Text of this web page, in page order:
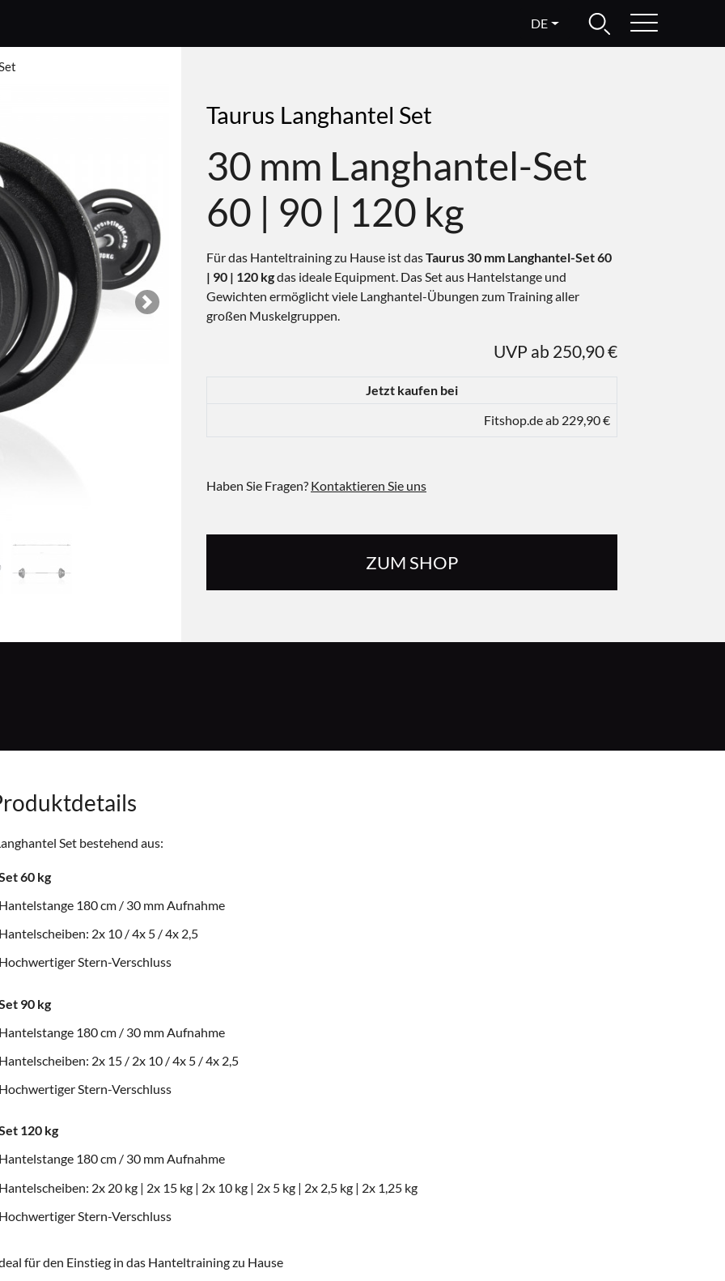
DE
Next
Taurus Langhantel Set
30 mm Langhantel-Set
60 | 90 | 120 kg
Für das Hanteltraining zu Hause ist dasTaurus 30 mm Langhantel-Set 60
| 90 | 120 kgdas ideale Equipment. Das Set aus Hantelstange und
Gewichten ermöglicht viele Langhantel-Übungen zum Training aller
großen Muskelgruppen.
UVP ab 250,90 €
Jetzt kaufen bei
Fitshop.de ab 229,90 €
Haben Sie Fragen? Kontaktieren Sie uns
ZUM SHOP
Set bestehend aus:
60 kg
180 cm / 30 mm Aufnahme
2x 10 / 4x 5 / 4x 2,5
Stern-Verschluss
90 kg
180 cm / 30 mm Aufnahme
2x 15 / 2x 10 / 4x 5 / 4x 2,5
Stern-Verschluss
120 kg
180 cm / 30 mm Aufnahme
2x 20 kg | 2x 15 kg | 2x 10 kg | 2x 5 kg | 2x 2,5 kg | 2x 1,25 kg
Stern-Verschluss
für den Einstieg in das Hanteltraining zu Hause